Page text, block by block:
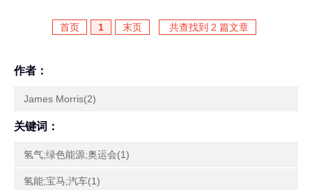
首页
1 末页 共查找到 2 篇文章
作者：
James Morris(2)
关键词：
氢气;绿色能源;奥运会(1)
氢能;宝马;汽车(1)